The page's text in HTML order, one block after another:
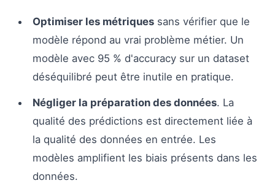
Optimiser les métriquessans vérifier que le
modèle répond au vrai problème métier. Un
modèle avec 95 % d'accuracy sur un dataset
déséquilibré peut être inutile en pratique.
Négliger la préparation des données. La
qualité des prédictions est directement liée à
la qualité des données en entrée. Les
modèles amplifient les biais présents dans les
données.